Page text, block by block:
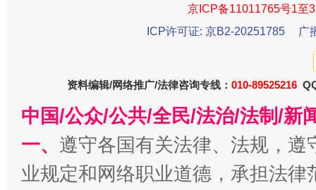
京ICP备11011765号1至
ICP许可证: 京B2-20251785
广
资料编辑/网络推广/法律咨询专线： 010-89525216
中国/公众/公共/全民/法治/法制/新
一、 遵守各国有关法律、法规，
业规定和网络职业道德，承担法